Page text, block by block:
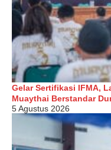
Gelar Sertifikasi IFMA,
Muaythai Berstandar
5 Agustus 2026